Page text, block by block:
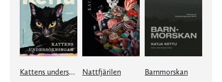
Kattens undersökningar Nattfjärilen Barnmorskan